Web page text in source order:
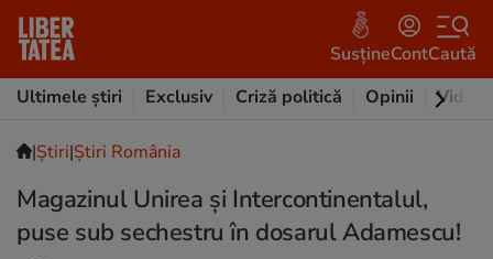
SusțineContCaută
Ultimele știri
Exclusiv Criză politică Opinii Video
|Ştiri|Știri România
Magazinul Unirea și Intercontinentalul,
puse sub sechestru în dosarul Adamescu!